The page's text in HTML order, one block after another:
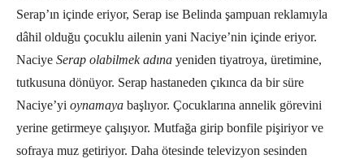
Serap’ın içinde eriyor, Serap ise Belinda şampuan reklamıyla
dâhil olduğu çocuklu ailenin yani Naciye’nin içinde eriyor.
Naciye Serap olabilmek adına yeniden tiyatroya, üretimine,
tutkusuna dönüyor. Serap hastaneden çıkınca da bir süre
Naciye’yi oynamaya başlıyor. Çocuklarına annelik görevini
yerine getirmeye çalışıyor. Mutfağa girip bonfile pişiriyor ve
sofraya muz getiriyor. Daha ötesinde televizyon sesinden